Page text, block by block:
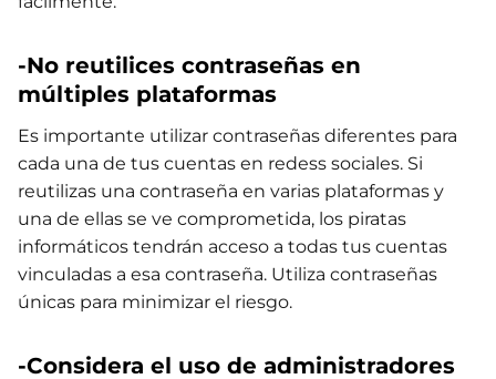
-No reutilices contraseñas en
múltiples plataformas
Es importante utilizar contraseñas diferentes para
cada una de tus cuentas en redess sociales. Si
reutilizas una contraseña en varias plataformas y
una de ellas se ve comprometida, los piratas
informáticos tendrán acceso a todas tus cuentas
vinculadas a esa contraseña. Utiliza contraseñas
únicas para minimizar el riesgo.
-Considera el uso de administradores